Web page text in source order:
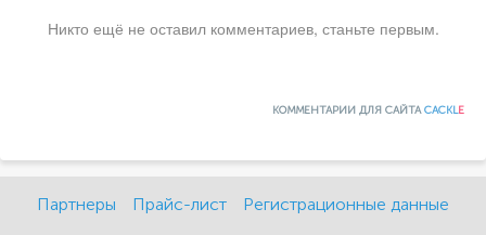
Никто ещё не оставил комментариев, станьте первым.
КОММЕНТАРИИ ДЛЯ САЙТАCACKLE
Партнеры Прайс-лист Регистрационные данные